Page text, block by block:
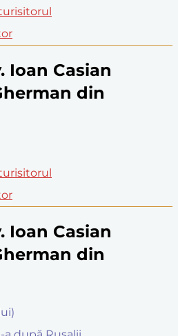
Ioan Casian
din
Ioan Casian
din